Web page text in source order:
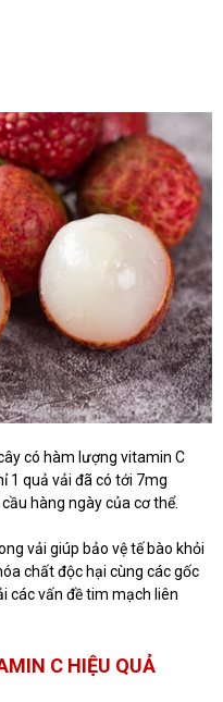
có hàm lượng vitamin C
1 quả vải đã có tới 7mg
hàng ngày của cơ thể.
vải giúp bảo vệ tế bào khỏi
chất độc hại cùng các gốc
các vấn đề tim mạch liên
C HIỆU QUẢ